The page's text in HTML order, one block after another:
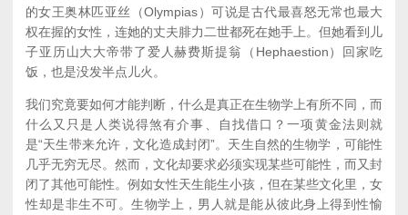
的女王奥林匹亚丝（Olympias）可说是古代最喜怒无常也最大
权在握的女性，连她的丈夫腓力二世都死在她手上。但她看到儿
子亚历山大大帝带了爱人赫费斯提翁（Hephaestion）回家吃
饭，也是没发半点儿火。
我们究竟要如何才能判断，什么是真正在生物学上有所不同，而
什么又只是人类说得煞有介事、自找借口？一项黄金法则就
是“天生带来允许，文化造成封闭”。天生自然的生物学，可能性
几乎无穷无尽。然而，文化却要求必须实现某些可能性，而又封
闭了其他可能性。例如女性天生能生小孩，但在某些文化里，女
性却是非生不可。生物学上，男人就是能从彼此身上得到性愉